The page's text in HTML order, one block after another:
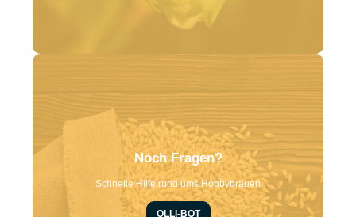
Noch Fragen?
Schnelle Hilfe rund ums Hobbybrauen
OLLI-BOT